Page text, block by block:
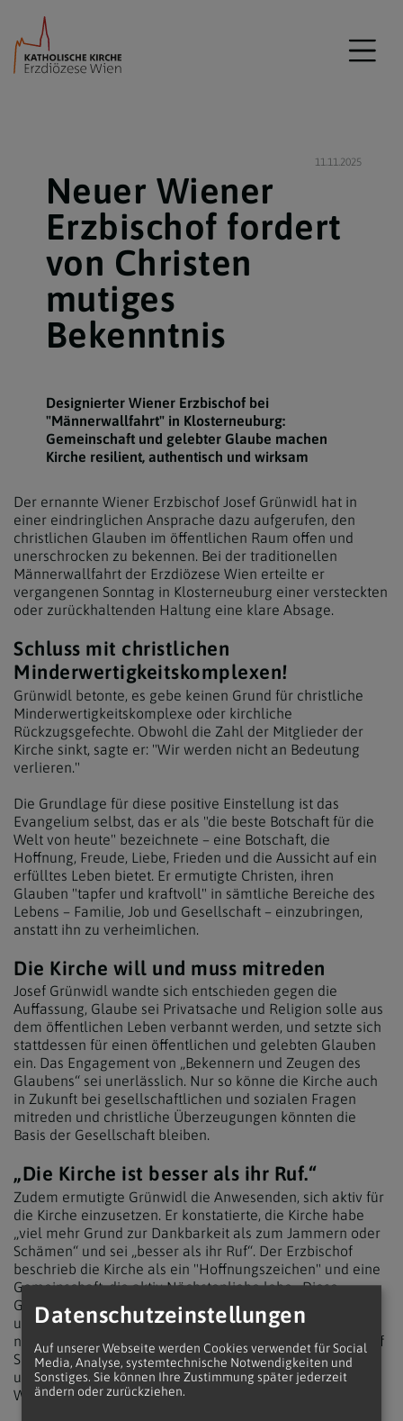
11.11.2025
Neuer Wiener
Erzbischof fordert
von Christen
mutiges
Bekenntnis
Designierter Wiener Erzbischof bei
"Männerwallfahrt" in Klosterneuburg:
Gemeinschaft und gelebter Glaube machen
Kirche resilient, authentisch und wirksam
Der ernannte Wiener Erzbischof Josef Grünwidl hat in
einer eindringlichen Ansprache dazu aufgerufen, den
christlichen Glauben im öffentlichen Raum offen und
unerschrocken zu bekennen. Bei der traditionellen
Männerwallfahrt der Erzdiözese Wien erteilte er
vergangenen Sonntag in Klosterneuburg einer versteckten
oder zurückhaltenden Haltung eine klare Absage.
Schluss mit christlichen
Minderwertigkeitskomplexen!
Grünwidl betonte, es gebe keinen Grund für christliche
Minderwertigkeitskomplexe oder kirchliche
Rückzugsgefechte. Obwohl die Zahl der Mitglieder der
Kirche sinkt, sagte er: "Wir werden nicht an Bedeutung
verlieren."
Die Grundlage für diese positive Einstellung ist das
Evangelium selbst, das er als "die beste Botschaft für die
Welt von heute" bezeichnete – eine Botschaft, die
Hoffnung, Freude, Liebe, Frieden und die Aussicht auf ein
erfülltes Leben bietet. Er ermutigte Christen, ihren
Glauben "tapfer und kraftvoll" in sämtliche Bereiche des
Lebens – Familie, Job und Gesellschaft – einzubringen,
anstatt ihn zu verheimlichen.
Die Kirche will und muss mitreden
Josef Grünwidl wandte sich entschieden gegen die
Auffassung, Glaube sei Privatsache und Religion solle aus
dem öffentlichen Leben verbannt werden, und setzte sich
stattdessen für einen öffentlichen und gelebten Glauben
ein. Das Engagement von „Bekennern und Zeugen des
Glaubens“ sei unerlässlich. Nur so könne die Kirche auch
in Zukunft bei gesellschaftlichen und sozialen Fragen
mitreden und christliche Überzeugungen könnten die
Basis der Gesellschaft bleiben.
„Die Kirche ist besser als ihr Ruf.“
Zudem ermutigte Grünwidl die Anwesenden, sich aktiv für
die Kirche einzusetzen. Er konstatierte, die Kirche habe
„viel mehr Grund zur Dankbarkeit als zum Jammern oder
Schämen“ und sei „besser als ihr Ruf“. Der Erzbischof
beschrieb die Kirche als ein "Hoffnungszeichen" und eine
Gemeinschaft, die aktiv Nächstenliebe lebe. Diese
Glaubens- und Kirchengemeinschaft sorge für Resilienz
und mache die Gläubigen widerstandsfähig gegenüber
negativen Kräften wie Angst, Frust und Aggression, die auf
Spaltung und Polarisierung in der Gesellschaft abzielten,
und sei somit ein stabilisierender Faktor in Zeiten des
Wandels.
Datenschutzeinstellungen
Auf unserer Webseite werden Cookies verwendet für Social
Media, Analyse, systemtechnische Notwendigkeiten und
Sonstiges. Sie können Ihre Zustimmung später jederzeit
ändern oder zurückziehen.